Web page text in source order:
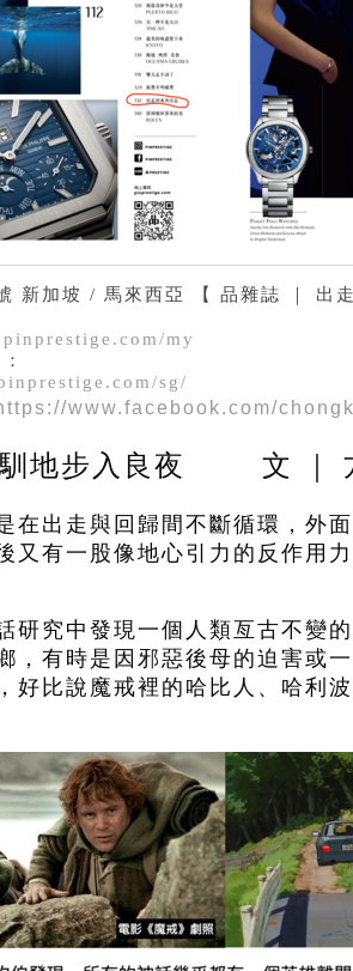
新加坡 / 馬來西亞 【 品雜誌 ｜ 出走
my
sg/
www.facebook.com/
馴地步入良夜 文 ｜
在出走與回歸間不斷循環，外
又有一股像地心引力的反作用
研究中發現一個人類亙古不變
，有時是因邪惡後母的迫害或
好比說魔戒裡的哈比人、哈利